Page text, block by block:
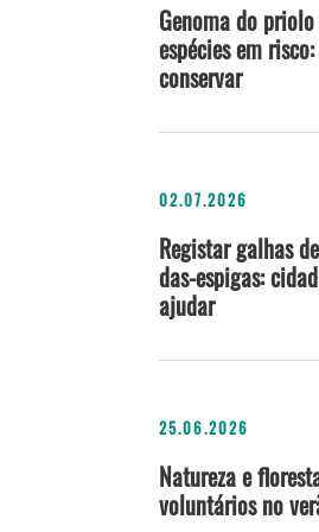
Genoma do
espécies em
conservar
02.07.2026
Registar galhas
das-espigas:
ajudar
25.06.2026
Natureza e
voluntários no